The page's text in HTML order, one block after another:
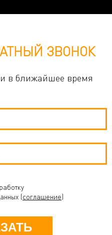
ЗВОНОК
в ближайшее время
(соглашение)